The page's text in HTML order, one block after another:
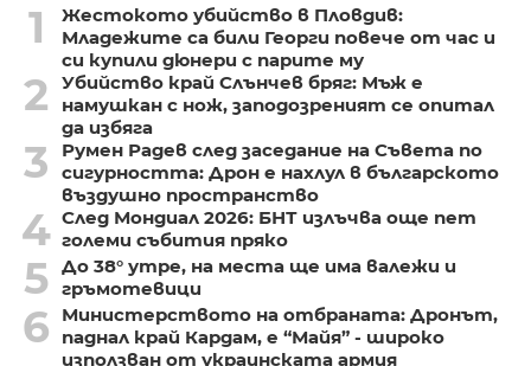
1
Жестокото убийство в Пловдив:
Младежите са били Георги повече от час и
си купили дюнери с парите му
2
Убийство край Слънчев бряг: Мъж е
намушкан с нож, заподозреният се опитал
да избяга
3
Румен Радев след заседание на Съвета по
сигурността: Дрон е нахлул в българското
въздушно пространство
4 След Мондиал 2026: БНТ излъчва още пет
големи събития пряко
5 До 38° утре, на места ще има валежи и
гръмотевици
6
Министерството на отбраната: Дронът,
паднал край Кардам, е “Майя” - широко
използван от украинската армия